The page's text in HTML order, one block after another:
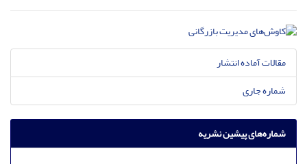
مقالات آماده انتشار
شماره جاری
شماره‌های پیشین نشریه